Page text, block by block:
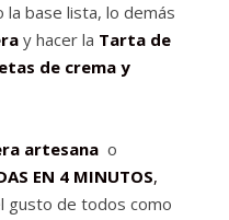
la base lista, lo demás
y hacer la Tarta de
de crema y
artesana o
EN 4 MINUTOS,
gusto de todos como